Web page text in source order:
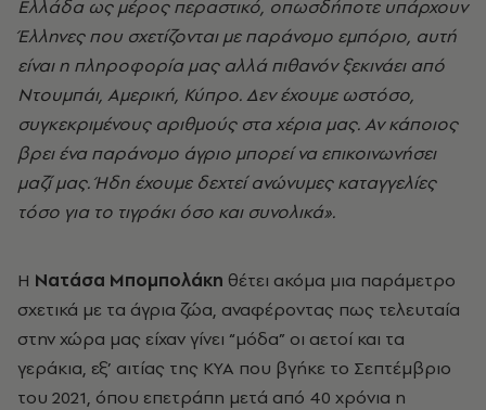
Ελλάδα ως μέρος περαστικό, οπωσδήποτε υπάρχουν
Έλληνες που σχετίζονται με παράνομο εμπόριο, αυτή
είναι η πληροφορία μας αλλά πιθανόν ξεκινάει από
Ντουμπάι, Αμερική, Κύπρο. Δεν έχουμε ωστόσο,
συγκεκριμένους αριθμούς στα χέρια μας. Αν κάποιος
βρει ένα παράνομο άγριο μπορεί να επικοινωνήσει
μαζί μας. Ήδη έχουμε δεχτεί ανώνυμες καταγγελίες
τόσο για το τιγράκι όσο και συνολικά».
Η Νατάσα Μπομπολάκη θέτει ακόμα μια παράμετρο
σχετικά με τα άγρια ζώα, αναφέροντας πως τελευταία
στην χώρα μας είχαν γίνει “μόδα” οι αετοί και τα
γεράκια, εξ’ αιτίας της ΚΥΑ που βγήκε το Σεπτέμβριο
του 2021, όπου επετράπη μετά από 40 χρόνια η